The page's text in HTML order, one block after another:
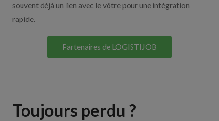
souvent déjà un lien avec le vôtre pour une intégration
rapide.
Partenaires de LOGISTIJOB
Toujours perdu ?